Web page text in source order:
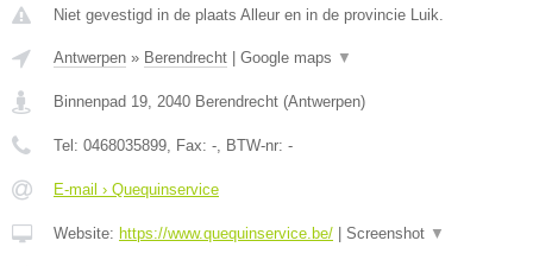
Niet gevestigd in de plaats Alleur en in de provincie Luik.
Antwerpen » Berendrecht Google maps ▼
Binnenpad 19, 2040 Berendrecht (Antwerpen)
Tel: 0468035899, Fax: -, BTW-nr: -
E-mail › Quequinservice
Website: https://www.quequinservice.be/ Screenshot ▼